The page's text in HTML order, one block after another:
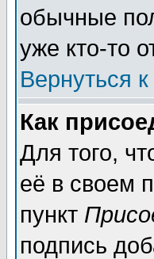
обычные
уже кто-то
Вернуться
Как
Для того,
её в своем
пункт
подпись